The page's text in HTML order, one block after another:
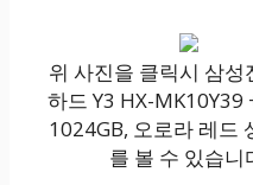
위 사진을 클릭시 삼성
하드 Y3 HX-MK10Y39
1024GB, 오로라 레드
를 볼 수 있습니